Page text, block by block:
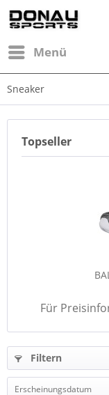
Menü
Sneaker
Topseller
Für
Filtern